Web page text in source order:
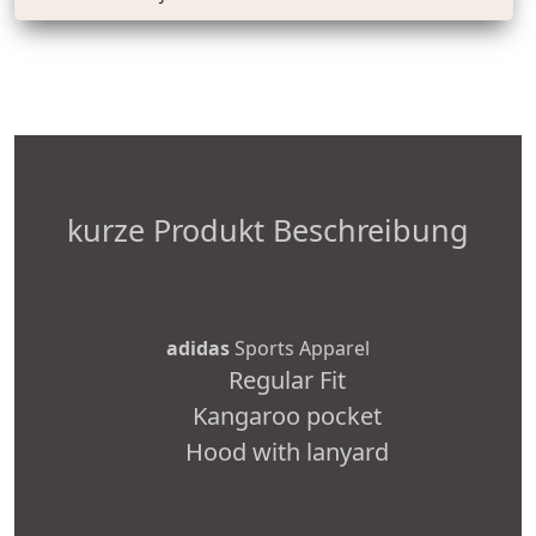
kurze Produkt Beschreibung
adidas Sports Apparel
Regular Fit
Kangaroo pocket
Hood with lanyard